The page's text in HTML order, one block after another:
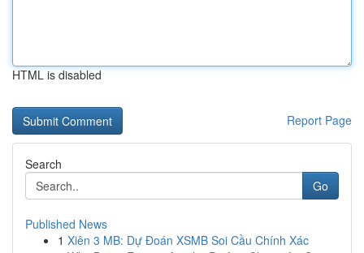
HTML is disabled
Report Page
Search
Go
Published News
1 Xiên 3 MB: Dự Đoán XSMB Soi Cầu Chính Xác